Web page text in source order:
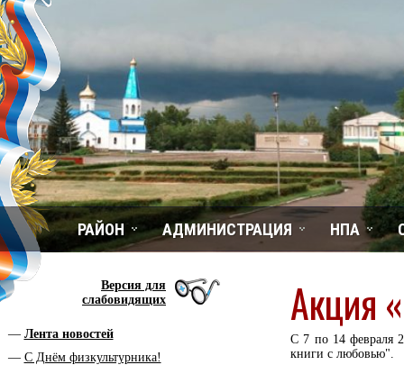
РАЙОН АДМИНИСТРАЦИЯ НПА
Версия для
слабовидящих
Лента новостей
С Днём физкультурника!
Акция
С 7 по 14 февраля
книги с любовью".